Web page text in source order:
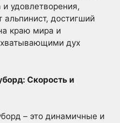
удовлетворения,
альпинист, достигший
краю мира и
дух
Скорость и
– это динамичные и